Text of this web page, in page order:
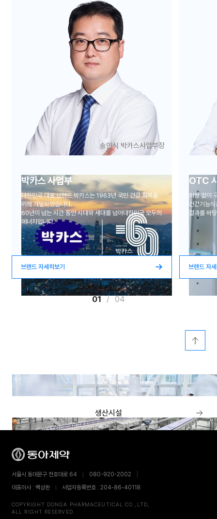
박카스 사업부
대한민국 대표 브랜드 박카스는 1963년 국민 건강 회복을
위해 개발되었습니다.
60년이 넘는 시간 동안 시대와 세대를 넘어 대한민국 모두의
에너지입니다.
브랜드 자세히보기
송인식 박카스사업부장
OTC
처방 없이
건강기능
결과를 바
브랜드 자
01 / 04
연혁
이
메
생산시설
이
전
메
서울시 동대문구 천호대로 64
080-920-2002
대표이사 : 백상환
사업자등록번호 : 204-86-40118
COPYRIGHT DONGA PHARMACEUTICAL CO.,LTD,
ALL RIGHT RESERVED.